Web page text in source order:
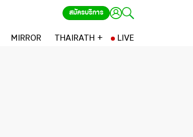
สมัครบริการ
MIRROR THAIRATH + LIVE